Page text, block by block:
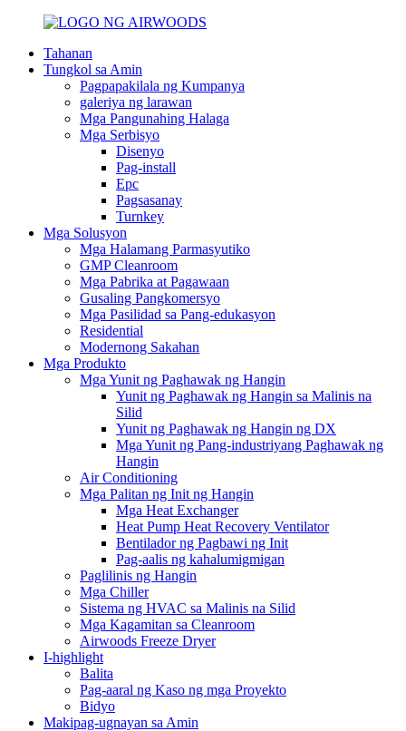
Tahanan
Tungkol sa Amin
Pagpapakilala ng Kumpanya
galeriya ng larawan
Mga Pangunahing Halaga
Mga Serbisyo
Disenyo
Pag-install
Epc
Pagsasanay
Turnkey
Mga Solusyon
Mga Halamang Parmasyutiko
GMP Cleanroom
Mga Pabrika at Pagawaan
Gusaling Pangkomersyo
Mga Pasilidad sa Pang-edukasyon
Residential
Modernong Sakahan
Mga Produkto
Mga Yunit ng Paghawak ng Hangin
Yunit ng Paghawak ng Hangin sa Malinis na
Silid
Yunit ng Paghawak ng Hangin ng DX
Mga Yunit ng Pang-industriyang Paghawak ng
Hangin
Air Conditioning
Mga Palitan ng Init ng Hangin
Mga Heat Exchanger
Heat Pump Heat Recovery Ventilator
Bentilador ng Pagbawi ng Init
Pag-aalis ng kahalumigmigan
Paglilinis ng Hangin
Mga Chiller
Sistema ng HVAC sa Malinis na Silid
Mga Kagamitan sa Cleanroom
Airwoods Freeze Dryer
I-highlight
Balita
Pag-aaral ng Kaso ng mga Proyekto
Bidyo
Makipag-ugnayan sa Amin